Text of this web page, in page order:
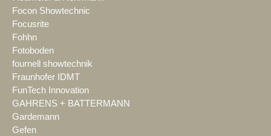
Focon Showtechnic
Focusrite
Fohhn
Fotoboden
fournell showtechnik
Fraunhofer IDMT
FunTech Innovation
GAHRENS + BATTERMANN
Gardemann
Gefen